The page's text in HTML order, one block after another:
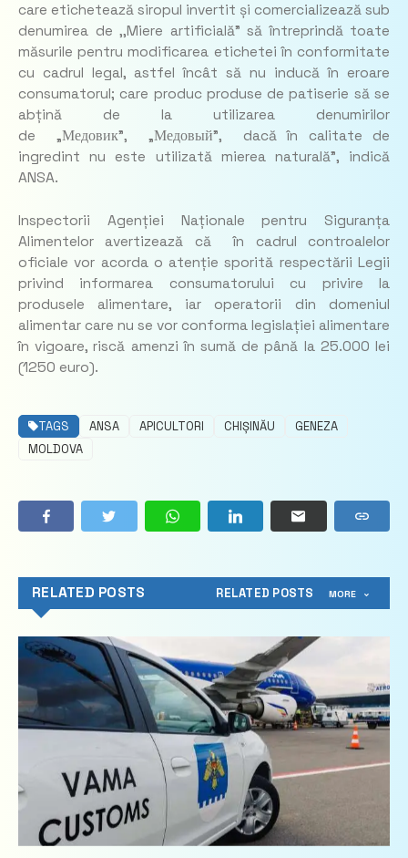
care etichetează siropul invertit și comercializează sub
denumirea de ,,Miere artificială” să întreprindă toate
măsurile pentru modificarea etichetei în conformitate
cu cadrul legal, astfel încât să nu inducă în eroare
consumatorul; care produc produse de patiserie să se
abțină de la utilizarea denumirilor
de „Медовик”, „Медовый”, dacă în calitate de
ingredint nu este utilizată mierea naturală”, indică
ANSA.
Inspectorii Agenției Naționale pentru Siguranța
Alimentelor avertizează că în cadrul controalelor
oficiale vor acorda o atenție sporită respectării Legii
privind informarea consumatorului cu privire la
produsele alimentare, iar operatorii din domeniul
alimentar care nu se vor conforma legislației alimentare
în vigoare, riscă amenzi în sumă de până la 25.000 lei
(1250 euro).
TAGS ANSA APICULTORI CHIȘINĂU
GENEZA
MOLDOVA
RELATED POSTS RELATED POSTS MORE